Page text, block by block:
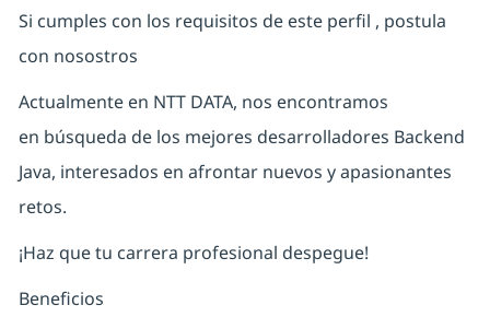
Si cumples con los requisitos de este perfil , postula
con nosostros
Actualmente en NTT DATA, nos encontramos
en búsqueda de los mejores desarrolladores Backend
Java, interesados en afrontar nuevos y apasionantes
retos.
¡Haz que tu carrera profesional despegue!
Beneficios